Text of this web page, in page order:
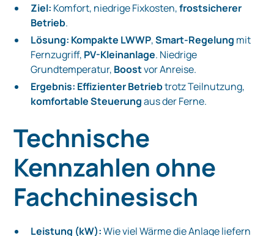
Ziel: Komfort, niedrige Fixkosten,frostsicherer
Betrieb.
Lösung: Kompakte LWWP,Smart-Regelung mit
Fernzugriff, PV-Kleinanlage. Niedrige
Grundtemperatur, Boostvor Anreise.
Ergebnis: Effizienter Betriebtrotz Teilnutzung,
komfortable Steuerungaus der Ferne.
Technische
Kennzahlen ohne
Fachchinesisch
Leistung (kW):Wie viel Wärme die Anlage liefern